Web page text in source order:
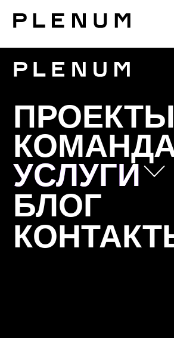
ПРОЕКТЫ
УСЛУГИ
УСЛУГИ
БЛОГ
Позиционирование
Коммуникационная